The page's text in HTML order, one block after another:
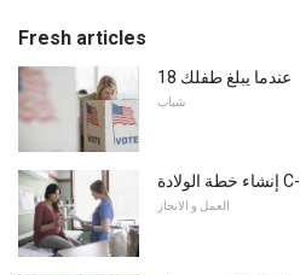
Fresh articles
عندما يبلغ طفلك 18
شباب
العمل و الانجاز